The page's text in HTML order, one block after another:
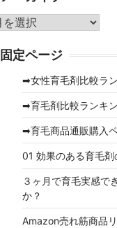
固定ページ
➡女性育毛剤比較ラ
➡育毛剤比較ランキ
➡育毛商品通販購入
01 効果のある育毛
３ヶ月で育毛実感で
か？
Amazon売れ筋商品